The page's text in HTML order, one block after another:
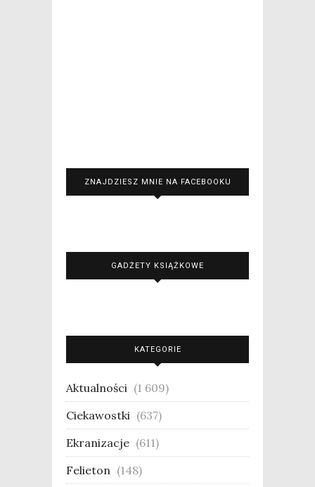
ZNAJDZIESZ MNIE NA FACEBOOKU
GADŻETY KSIĄŻKOWE
KATEGORIE
Aktualności (1 609)
Ciekawostki (637)
Ekranizacje (611)
Felieton (148)